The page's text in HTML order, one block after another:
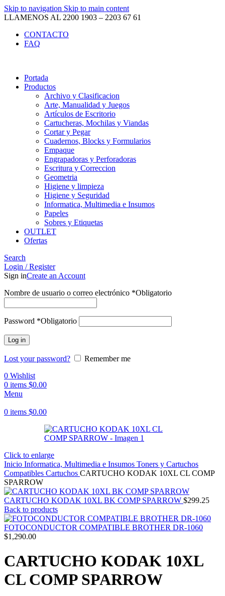
Skip to navigation Skip to main content
LLAMENOS AL 2200 1903 – 2203 67 61
CONTACTO
FAQ
Portada
Productos
Archivo y Clasificacion
Arte, Manualidad y Juegos
Artículos de Escritorio
Cartucheras, Mochilas y Viandas
Cortar y Pegar
Cuadernos, Blocks y Formularios
Empaque
Engrapadoras y Perforadoras
Escritura y Correccion
Geometria
Higiene y limpieza
Higiene y Seguridad
Informatica, Multimedia e Insumos
Papeles
Sobres y Etiquetas
OUTLET
Ofertas
Search
Login / Register
Sign inCreate an Account
Nombre de usuario o correo electrónico *Obligatorio
Password *Obligatorio
Log in
Lost your password?
Remember me
0 Wishlist
0 items $0.00
Menu
0 items $0.00
Click to enlarge
Inicio Informatica, Multimedia e Insumos Toners y Cartuchos
Compatibles Cartuchos CARTUCHO KODAK 10XL CL COMP
SPARROW
CARTUCHO KODAK 10XL BK COMP SPARROW $299.25
Back to products
FOTOCONDUCTOR COMPATIBLE BROTHER DR-1060
$1,290.00
CARTUCHO KODAK 10XL
CL COMP SPARROW